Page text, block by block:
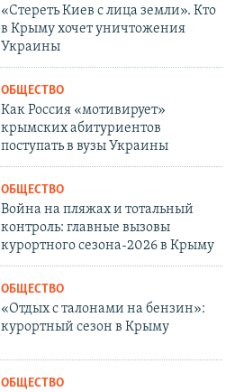
«Стереть Киев с лица земли». Кто
в Крыму хочет уничтожения
Украины
ОБЩЕСТВО
Как Россия «мотивирует»
крымских абитуриентов
поступать в вузы Украины
ОБЩЕСТВО
Война на пляжах и тотальный
контроль: главные вызовы
курортного сезона-2026 в Крыму
ОБЩЕСТВО
«Отдых с талонами на бензин»:
курортный сезон в Крыму
ОБЩЕСТВО